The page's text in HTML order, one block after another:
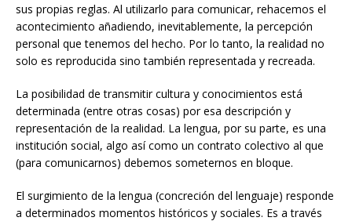
sus propias reglas. Al utilizarlo para comunicar, rehacemos el
acontecimiento añadiendo, inevitablemente, la percepción
personal que tenemos del hecho. Por lo tanto, la realidad no
solo es reproducida sino también representada y recreada.
La posibilidad de transmitir cultura y conocimientos está
determinada (entre otras cosas) por esa descripción y
representación de la realidad. La lengua, por su parte, es una
institución social, algo así como un contrato colectivo al que
(para comunicarnos) debemos someternos en bloque.
El surgimiento de la lengua (concreción del lenguaje) responde
a determinados momentos históricos y sociales. Es a través